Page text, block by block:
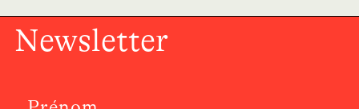
Newsletter